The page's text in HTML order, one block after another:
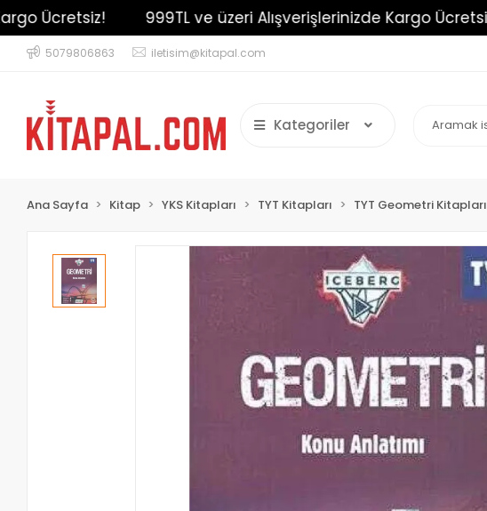
Ücretsiz! 999TL ve üzeri Alışverişlerinizde Kargo Ücretsiz!
5079806863 iletisim@kitapal.com
Kategoriler
Ana Sayfa Kitap YKS Kitapları TYT Kitapları TYT Geometri Kitapları